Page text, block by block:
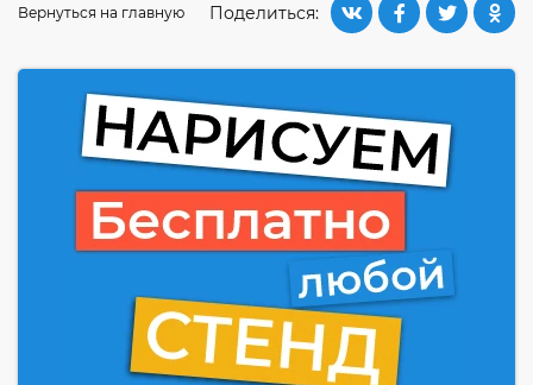
Поделиться:
Вернуться на главную